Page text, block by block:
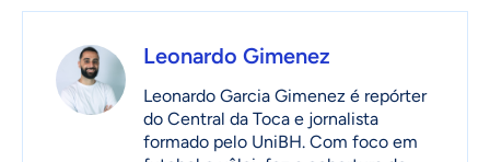
Leonardo Gimenez
Leonardo Garcia Gimenez é repórter
do Central da Toca e jornalista
formado pelo UniBH. Com foco em